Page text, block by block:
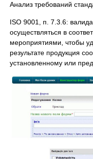
Анализ требований
ISO 9001, п. 7.3.6:
осуществляться в
мероприятиями, чтобы
результате продукция
установленному или